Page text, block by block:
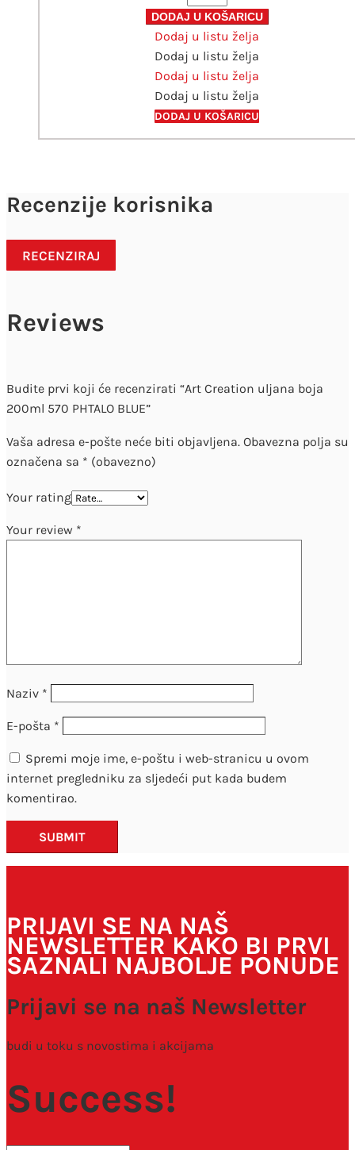
je:
4,25 €.
2,98 €.
boja
40ml
450
phthalo
blue
količina
DODAJ U KOŠARICU
Dodaj u listu želja
Dodaj u listu želja
Dodaj u listu želja
Dodaj u listu želja
DODAJ U KOŠARICU
Recenzije korisnika
RECENZIRAJ
Reviews
Budite prvi koji će recenzirati “Art Creation uljana boja
200ml 570 PHTALO BLUE”
Vaša adresa e-pošte neće biti objavljena. Obavezna polja su
označena sa * (obavezno)
Your rating
Your review *
Naziv *
E-pošta *
Spremi moje ime, e-poštu i web-stranicu u ovom
internet pregledniku za sljedeći put kada budem
komentirao.
SUBMIT
PRIJAVI SE NA NAŠ
NEWSLETTER KAKO BI PRVI
SAZNALI NAJBOLJE PONUDE
Prijavi se na naš Newsletter
budi u toku s novostima i akcijama
Success!